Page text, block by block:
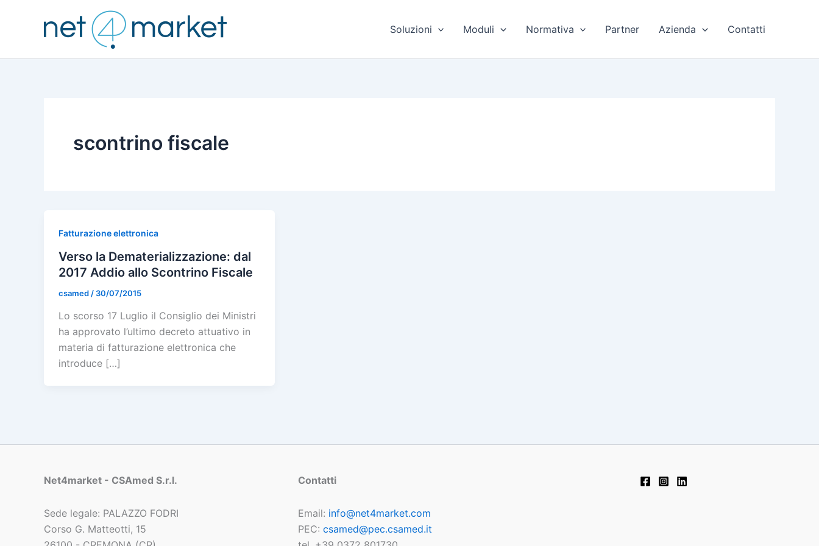
contenuto
Soluzioni Moduli Normativa Partner Azienda Contatti
scontrino fiscale
Fatturazione elettronica
Verso la Dematerializzazione: dal
2017 Addio allo Scontrino Fiscale
csamed / 30/07/2015
Lo scorso 17 Luglio il Consiglio dei Ministri
ha approvato l’ultimo decreto attuativo in
materia di fatturazione elettronica che
introduce […]
Net4market - CSAmed S.r.l.
Sede legale: PALAZZO FODRI
Corso G. Matteotti, 15
Contatti
Email: info@net4market.com
PEC: csamed@pec.csamed.it